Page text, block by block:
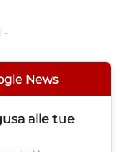
-
News
alle tue